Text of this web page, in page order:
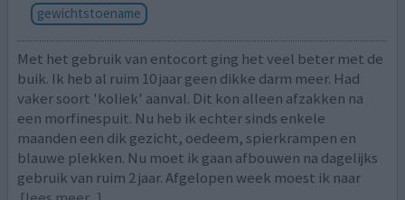
gewichtstoename
Met het gebruik van entocort ging het veel beter met de
buik. Ik heb al ruim 10 jaar geen dikke darm meer. Had
vaker soort 'koliek' aanval. Dit kon alleen afzakken na
een morfinespuit. Nu heb ik echter sinds enkele
maanden een dik gezicht, oedeem, spierkrampen en
blauwe plekken. Nu moet ik gaan afbouwen na dagelijks
gebruik van ruim 2 jaar. Afgelopen week moest ik naar